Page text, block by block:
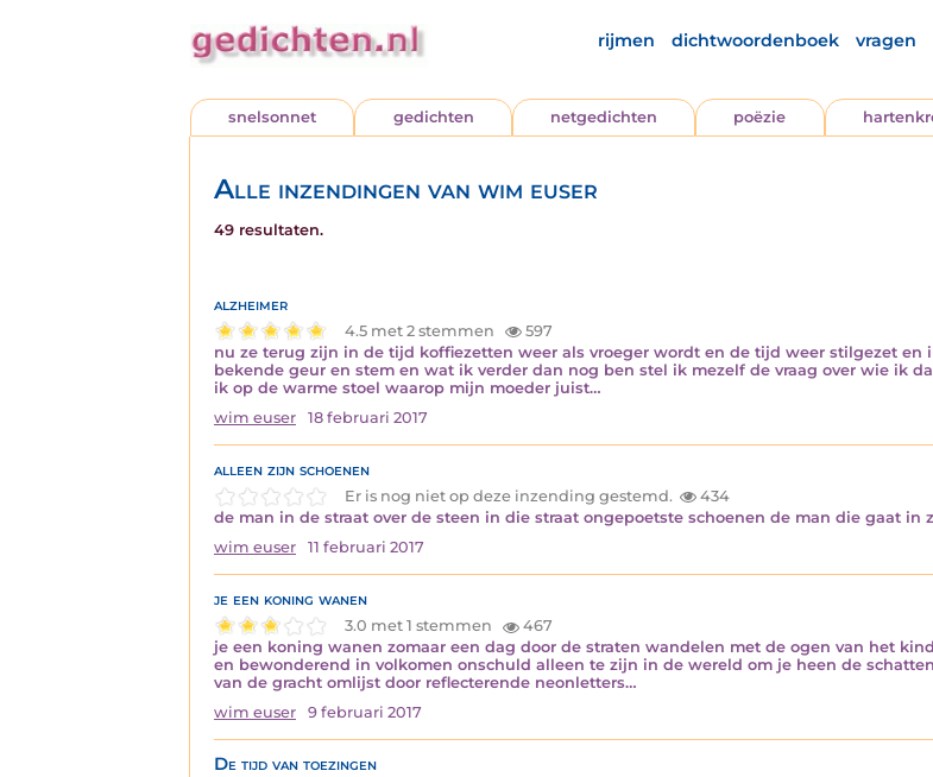
rijmen dichtwoordenboek vragen
snelsonnet gedichten netgedichten poëzie
Alle inzendingen van wim euser
49 resultaten.
alzheimer
4.5 met 2 stemmen
597
nu ze terug zijn in de tijd koffiezetten weer als vroeger wordt en de tijd weer stilgezet en
bekende geur en stem en wat ik verder dan nog ben stel ik mezelf de vraag over wie ik
ik op de warme stoel waarop mijn moeder juist…
wim euser
18 februari 2017
alleen zijn schoenen
Er is nog niet op deze inzending gestemd.
434
de man in de straat over de steen in die straat ongepoetste schoenen de man die gaat in
wim euser
11 februari 2017
je een koning wanen
3.0 met 1 stemmen
467
je een koning wanen zomaar een dag door de straten wandelen met de ogen van het
en bewonderend in volkomen onschuld alleen te zijn in de wereld om je heen de
van de gracht omlijst door reflecterende neonletters…
wim euser
9 februari 2017
De tijd van toezingen